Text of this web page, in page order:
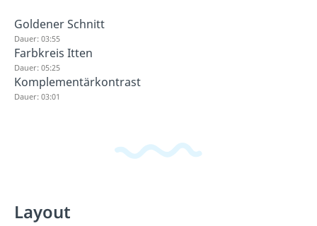
Goldener Schnitt
Dauer: 03:55
Farbkreis Itten
Dauer: 05:25
Komplementärkontrast
Dauer: 03:01
Layout